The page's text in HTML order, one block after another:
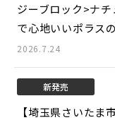
ジーブロック>ナ
で心地いいポラス
2026.7.24
新発売
【埼玉県さいた